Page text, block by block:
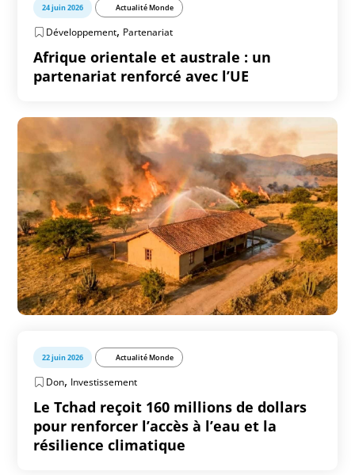
24 juin 2026 Actualité Monde
Développement, Partenariat
Afrique orientale et australe : un
partenariat renforcé avec l’UE
22 juin 2026 Actualité Monde
Don, Investissement
Le Tchad reçoit 160 millions de dollars
pour renforcer l’accès à l’eau et la
résilience climatique